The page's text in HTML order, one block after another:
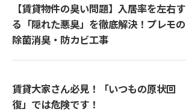
【賃貸物件の臭い問題】入居率を左右す
る「隠れた悪臭」を徹底解決！プレモの
除菌消臭・防カビ工事
賃貸大家さん必見！「いつもの原状回
復」では危険です！